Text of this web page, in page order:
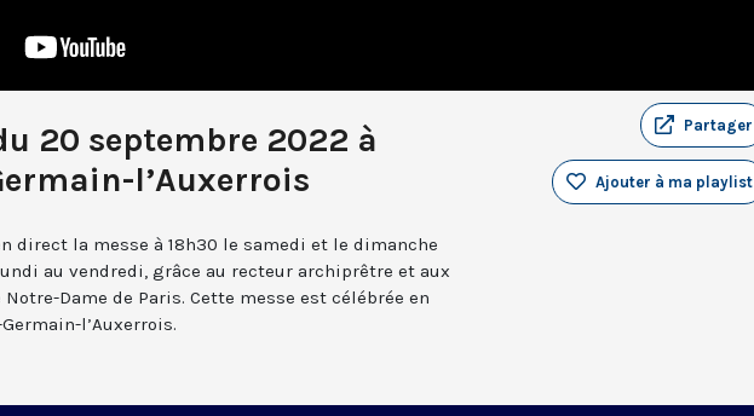
20 septembre 2022 à
l’Auxerrois
Partager
Ajouter à ma playlist
direct la messe à 18h30 le samedi et le dimanche
au vendredi, grâce au recteur archiprêtre et aux
Dame de Paris. Cette messe est célébrée en
l’Auxerrois.